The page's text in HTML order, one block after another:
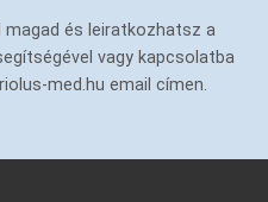
magad és leiratkozhatsz a
vagy kapcsolatba
med.hu email címen.